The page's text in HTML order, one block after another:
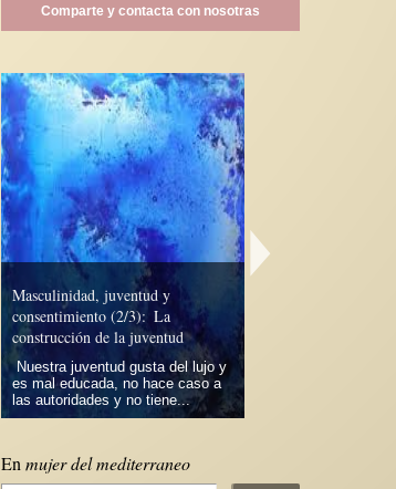
Comparte y contacta con nosotras
Masculinidad, juventud y
consentimiento (2/3): La
construcción de la juventud
Nuestra juventud gusta del lujo y
es mal educada, no hace caso a
las autoridades y no tiene...
En mujer del mediterraneo